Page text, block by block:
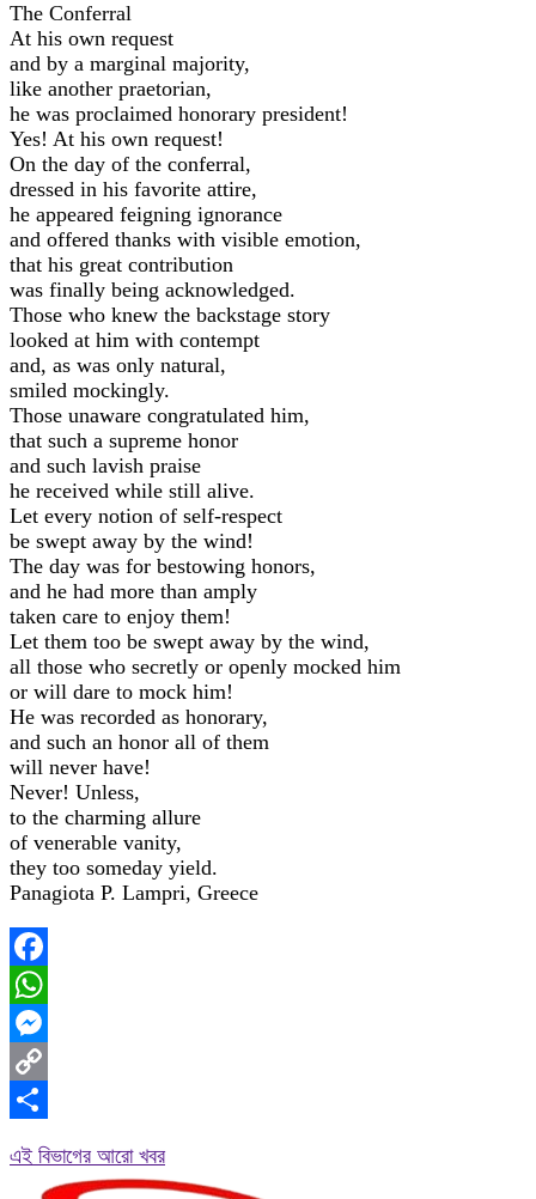
The Conferral
At his own request
and by a marginal majority,
like another praetorian,
he was proclaimed honorary president!
Yes! At his own request!
On the day of the conferral,
dressed in his favorite attire,
he appeared feigning ignorance
and offered thanks with visible emotion,
that his great contribution
was finally being acknowledged.
Those who knew the backstage story
looked at him with contempt
and, as was only natural,
smiled mockingly.
Those unaware congratulated him,
that such a supreme honor
and such lavish praise
he received while still alive.
Let every notion of self-respect
be swept away by the wind!
The day was for bestowing honors,
and he had more than amply
taken care to enjoy them!
Let them too be swept away by the wind,
all those who secretly or openly mocked him
or will dare to mock him!
He was recorded as honorary,
and such an honor all of them
will never have!
Never! Unless,
to the charming allure
of venerable vanity,
they too someday yield.
Panagiota P. Lampri, Greece
Facebook
WhatsApp
Messenger
Copy
এই বিভাগের আরো খবর